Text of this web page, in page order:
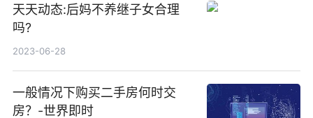
天天动态:后妈不养继子女合理
吗?
2023-06-28
一般情况下购买二手房何时交
房？-世界即时